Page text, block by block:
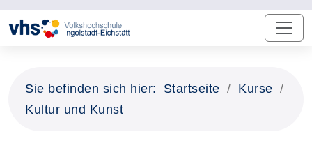
Sie befinden sich hier: Startseite
Kurse
Kultur und Kunst